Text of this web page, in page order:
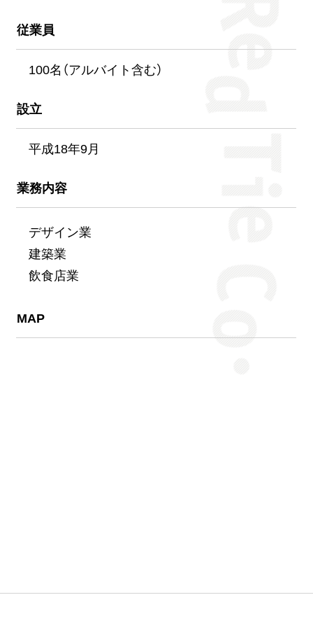
従業員
100名（アルバイト含む）
設立
平成18年9月
業務内容
デザイン業
建築業
飲食店業
MAP